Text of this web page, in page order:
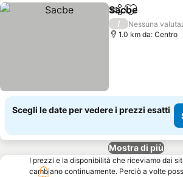
CondividiAggiungi ai
Sacbe
/
Nessuna
1.0 km da: Centro
Scegli le date per vedere i prezzi esatti
Mostra di più
I prezzi e la disponibilità che riceviamo dai
cambiano continuamente. Perciò a volte